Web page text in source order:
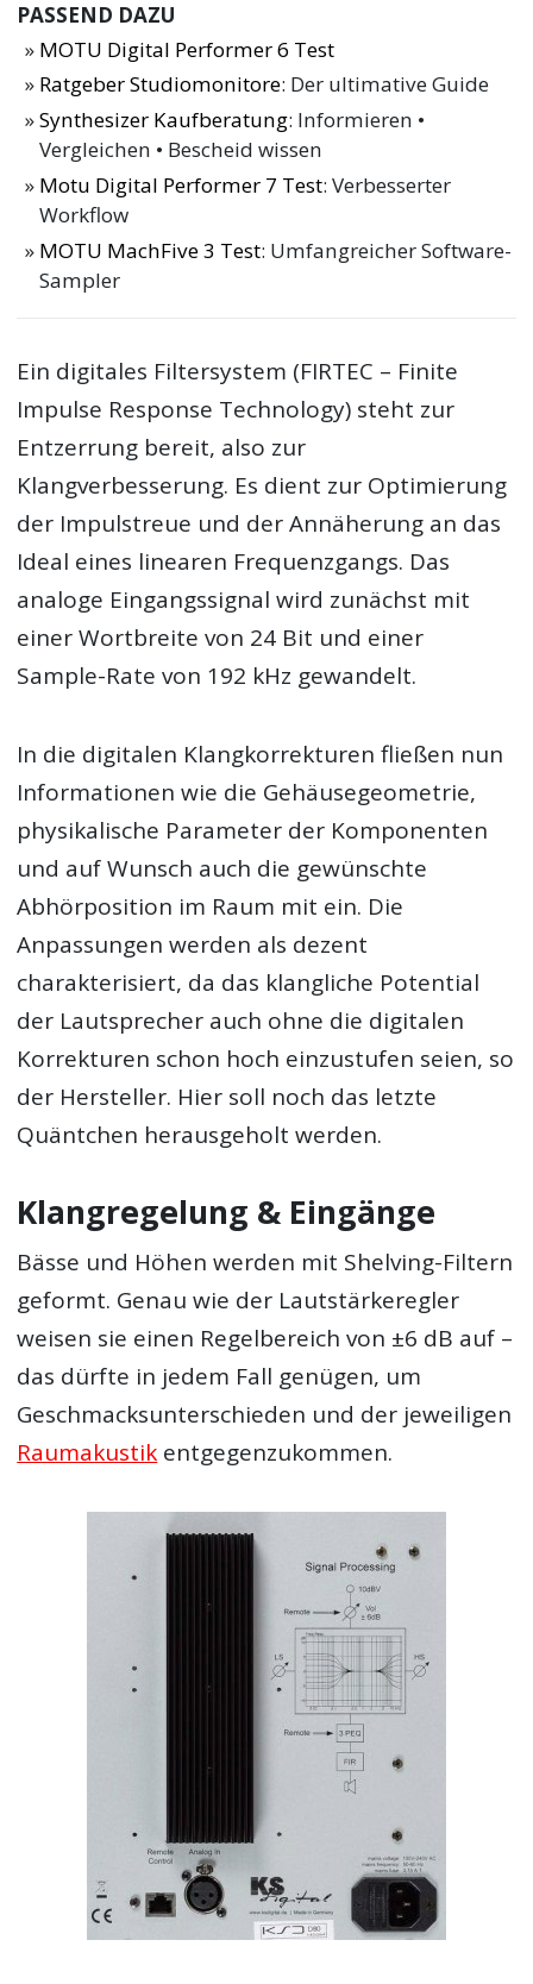
PASSEND DAZU
MOTU Digital Performer 6 Test
Ratgeber Studiomonitore: Der ultimative Guide
Synthesizer Kaufberatung: Informieren •
Vergleichen • Bescheid wissen
Motu Digital Performer 7 Test: Verbesserter
Workflow
MOTU MachFive 3 Test: Umfangreicher Software-
Sampler
Ein digitales Filtersystem (FIRTEC – Finite
Impulse Response Technology) steht zur
Entzerrung bereit, also zur
Klangverbesserung. Es dient zur Optimierung
der Impulstreue und der Annäherung an das
Ideal eines linearen Frequenzgangs. Das
analoge Eingangssignal wird zunächst mit
einer Wortbreite von 24 Bit und einer
Sample-Rate von 192 kHz gewandelt.
In die digitalen Klangkorrekturen fließen nun
Informationen wie die Gehäusegeometrie,
physikalische Parameter der Komponenten
und auf Wunsch auch die gewünschte
Abhörposition im Raum mit ein. Die
Anpassungen werden als dezent
charakterisiert, da das klangliche Potential
der Lautsprecher auch ohne die digitalen
Korrekturen schon hoch einzustufen seien, so
der Hersteller. Hier soll noch das letzte
Quäntchen herausgeholt werden.
Klangregelung & Eingänge
Bässe und Höhen werden mit Shelving-Filtern
geformt. Genau wie der Lautstärkeregler
weisen sie einen Regelbereich von ±6 dB auf –
das dürfte in jedem Fall genügen, um
Geschmacksunterschieden und der jeweiligen
Raumakustik entgegenzukommen.